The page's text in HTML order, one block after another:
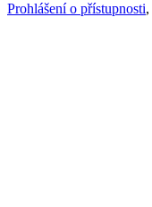
Prohlášení o přístupnosti,